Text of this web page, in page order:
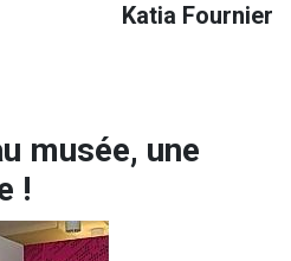
Katia Fournier
musée, une
!